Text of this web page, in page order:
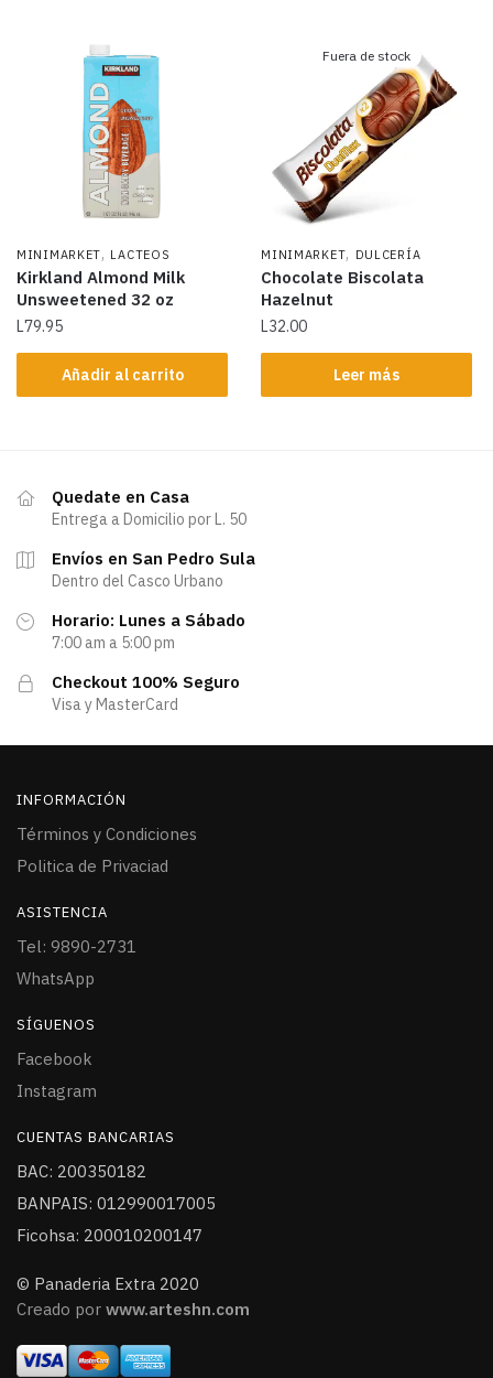
MINIMARKET, LACTEOS
Kirkland Almond Milk
Unsweetened 32 oz
L79.95
Añadir al carrito
Fuera de stock
MINIMARKET, DULCERÍA
Chocolate Biscolata
Hazelnut
L32.00
Leer más
Quedate en Casa
Entrega a Domicilio por L. 50
Envíos en San Pedro Sula
Dentro del Casco Urbano
Horario: Lunes a Sábado
7:00 am a 5:00 pm
Checkout 100% Seguro
Visa y MasterCard
INFORMACIÓN
Términos y Condiciones
Politica de Privaciad
ASISTENCIA
Tel: 9890-2731
WhatsApp
SÍGUENOS
Facebook
Instagram
CUENTAS BANCARIAS
BAC: 200350182
BANPAIS: 012990017005
Ficohsa: 200010200147
© Panaderia Extra 2020
Creado por www.arteshn.com